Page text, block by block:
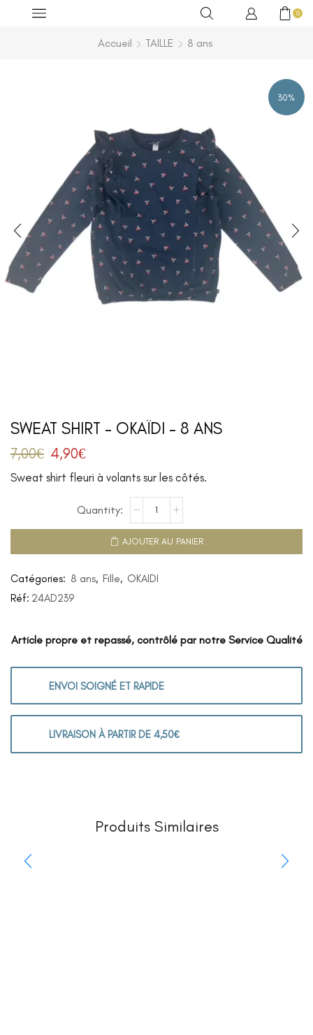
0
Accueil TAILLE 8 ans
30%
SWEAT SHIRT – OKAÏDI – 8 ANS
7,00€ 4,90€
Sweat shirt fleuri à volants sur les côtés.
AJOUTER AU PANIER
Catégories: 8 ans, Fille, OKAIDI
Réf: 24AD239
Article propre et repassé, contrôlé par notre Service Qualité
ENVOI SOIGNÉ ET RAPIDE
LIVRAISON À PARTIR DE 4,50€
Produits Similaires